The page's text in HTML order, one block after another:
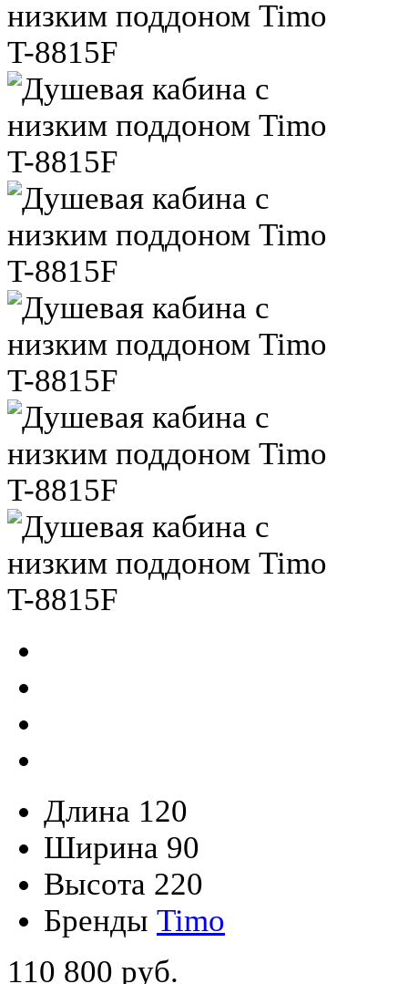
Длина 120
Ширина 90
Высота 220
Бренды Timo
110 800 руб.